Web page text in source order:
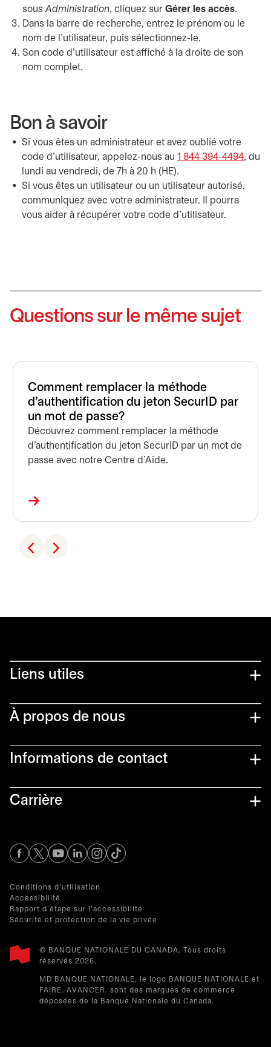
sousAdministration, cliquez sur Gérer les accès.
Dans la barre de recherche, entrez le prénom ou le
nom de l’utilisateur, puis sélectionnez-le.
Son code d’utilisateur est affiché à la droite de son
nom complet.
Bon à savoir
Si vous êtes un administrateur et avez oublié votre
code d’utilisateur, appelez-nous au 1 844 394-4494, du
lundi au vendredi, de 7h à 20 h (HE).
Si vous êtes un utilisateur ou un utilisateur autorisé,
communiquez avec votre administrateur. Il pourra
vous aider à récupérer votre code d’utilisateur.
Questions sur le même sujet
Comment remplacer la méthode
d’authentification du jeton SecurID par
un mot de passe?
Découvrez comment remplacer la méthode
d’authentification du jeton SecurID par un mot de
passe avec notre Centre d'Aide.
Liens utiles​
À propos de nous
Informations de contact​
Carrière
s’ouvre dans un nouvel onglet
s’ouvre dans un nouvel onglet
s’ouvre dans un nouvel onglet
s’ouvre dans un nouvel onglet
s’ouvre dans un nouvel onglet
Conditions d'utilisation
Accessibilité
Rapport d'étape sur l'accessibilité
Sécurité et protection de la vie privée
© BANQUE NATIONALE DU CANADA. Tous droits
réservés 2026.​
MD BANQUE NATIONALE, le logo BANQUE NATIONALE et
FAIRE. AVANCER. sont des marques de commerce
déposées de la Banque Nationale du Canada.